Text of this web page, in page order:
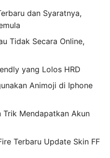
dan Syaratnya,
Tidak Secara Online,
yang Lolos HRD
Animoji di Iphone
Trik Mendapatkan Akun
Terbaru Update Skin FF